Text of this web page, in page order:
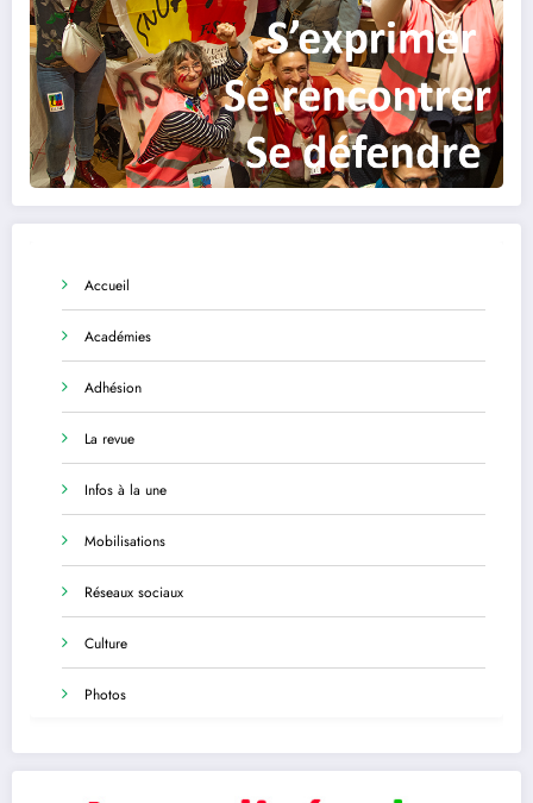
Accueil
Académies
Adhésion
La revue
Infos à la une
Mobilisations
Réseaux sociaux
Culture
Photos